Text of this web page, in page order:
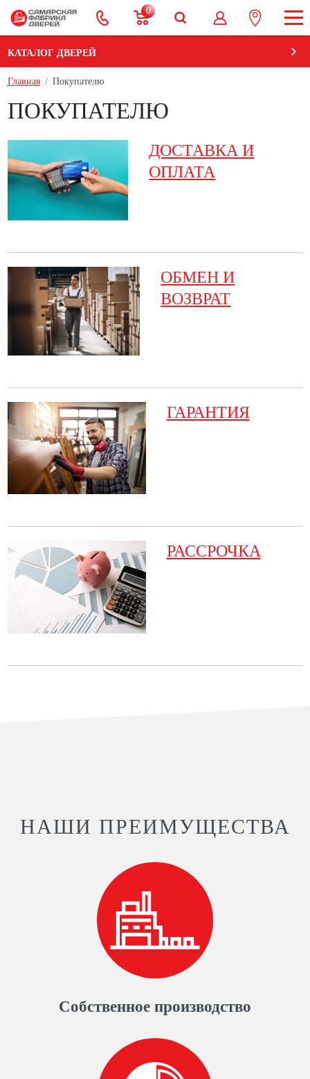
0
КАТАЛОГ ДВЕРЕЙ
Главная Покупателю
ПОКУПАТЕЛЮ
ДОСТАВКА И
ОПЛАТА
ОБМЕН И
ВОЗВРАТ
ГАРАНТИЯ
РАССРОЧКА
НАШИ ПРЕИМУЩЕСТВА
Собственное производство